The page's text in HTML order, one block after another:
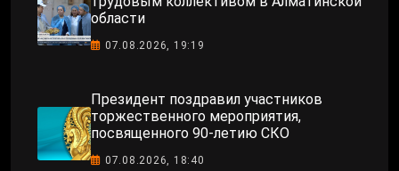
области
07.08.2026, 19:19
Президент поздравил участников
торжественного мероприятия,
посвященного 90-летию СКО
07.08.2026, 18:40